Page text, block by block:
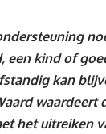
kind of
kan
waardeert
het uitreiken